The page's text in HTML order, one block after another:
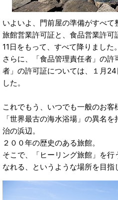
いよいよ、門前屋の準備がすべて
旅館営業許可証と、食品営業許可
11日をもって、すべて降りました。
さらに、「食品管理責任者」の
者」の許可証については、１月
した。
これでもう、いつでも一般のお客
「世界最古の海水浴場」の異名
治の浜辺。
２００年の歴史のある旅館。
そこで、「ヒーリング旅館」を
なれる、というような場所を目指